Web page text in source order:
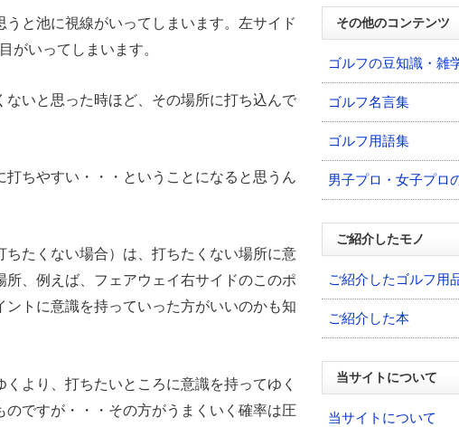
と池に視線がいってしまいます。左サイド
がいってしまいます。
いと思った時ほど、その場所に打ち込んで
ちやすい・・・ということになると思うん
たくない場合）は、打ちたくない場所に意
、例えば、フェアウェイ右サイドのこのポ
トに意識を持っていった方がいいのかも知
より、打ちたいところに意識を持ってゆく
ですが・・・その方がうまくいく確率は圧
その他のコンテンツ
ゴルフの豆知識・雑
ゴルフ名言集
ゴルフ用語集
男子プロ・女子プロ
ご紹介したモノ
ご紹介したゴルフ用
ご紹介した本
当サイトについて
当サイトについて